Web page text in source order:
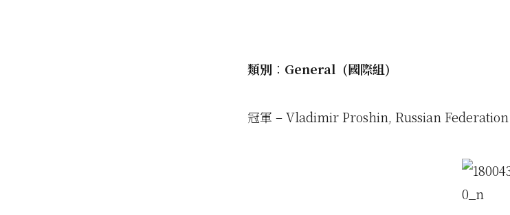
類別︰General (國際組)
冠軍 – Vladimir Proshin, Russian Federation